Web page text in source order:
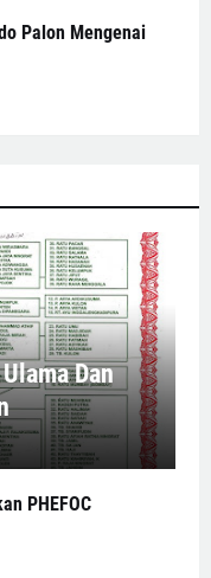
Palon Mengenai
Dan
PHEFOC